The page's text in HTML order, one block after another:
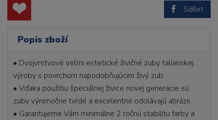
Sdílet
Popis zboží
• Dvojvrstvové veľmi estetické živičné zuby talianskej
výroby s povrchom napodobňujúcim živý zub.
• Vďaka použitiu špeciálnej živice novej generácie sú
zuby výnimočne tvrdé a excelentne odolávajú abrázii.
• Garantujeme Vám minimálne 2 ročnú stabilitu farby a